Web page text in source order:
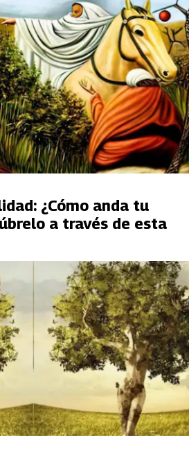
¿Cómo anda tu
a través de esta